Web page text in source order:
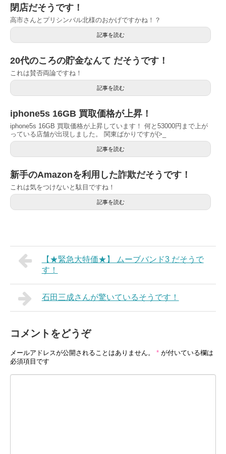
閉店だそうです！
高市さんとプリシンバル北様のおかげですかね！？
記事を読む
20代のころの貯金なんて だそうです！
これは賛否両論ですね！
記事を読む
iphone5s 16GB 買取価格が上昇！
iphone5s 16GB 買取価格が上昇しています！ 何と53000円まで上が
っている店舗が出現しました。 関東ばかりですが(>_
記事を読む
新手のAmazonを利用した詐欺だそうです！
これは気をつけないと駄目ですね！
記事を読む
【★緊急大特価★】 ムーブバンド3 だそうで
す！
石田三成さんが驚いているそうです！
コメントをどうぞ
メールアドレスが公開されることはありません。 * が付いている欄は
必須項目です